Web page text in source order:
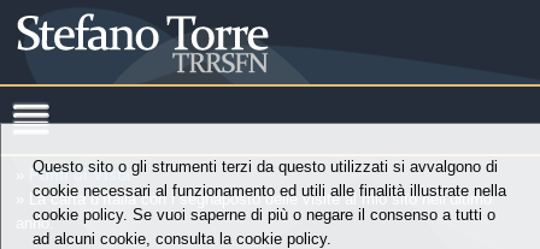
Punti di Vista
» La carta d’Italia con i segnaposto delle visite al mio sito nell’ultimo
anno.
Questo sito o gli strumenti terzi da questo utilizzati si avvalgono di
cookie necessari al funzionamento ed utili alle finalità illustrate nella
cookie policy. Se vuoi saperne di più o negare il consenso a tutti o
ad alcuni cookie, consulta la cookie policy.